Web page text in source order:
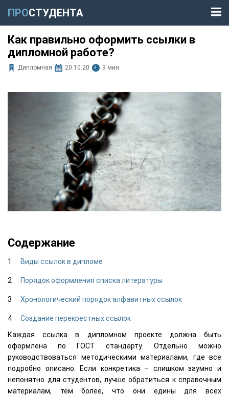
ПРОСТУДЕНТА
Как правильно оформить ссылки в
дипломной работе?
Дипломная 20.10.20 9 мин.
Содержание
Виды ссылок в дипломе
Порядок оформления списка литературы
Хронологический порядок алфавитных ссылок
Создание перекрестных ссылок
Каждая ссылка в дипломном проекте должна быть
оформлена по ГОСТ стандарту. Отдельно можно
руководствоваться методическими материалами, где все
подробно описано. Если конкретика – слишком заумно и
непонятно для студентов, лучше обратиться к справочным
материалам, тем более, что они едины для всех